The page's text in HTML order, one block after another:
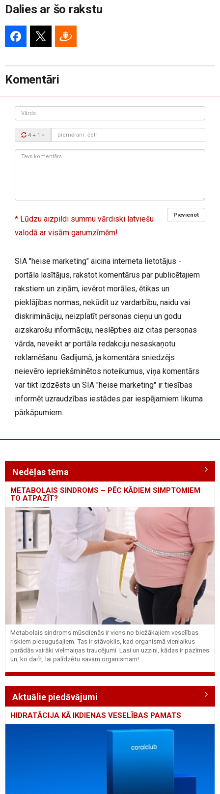
Dalies ar šo rakstu
Komentāri
Vārds
Drošības
kods:
4 + 1 =
Tavs
Pievienot
* Lūdzu aizpildi summu vārdiski latviešu
valodā ar visām garumzīmēm!
SIA "heise marketing" aicina interneta lietotājus -
portāla lasītājus, rakstot komentārus par publicētajiem
rakstiem un ziņām, ievērot morāles, ētikas un
pieklājības normas, nekūdīt uz vardarbību, naidu vai
diskrimināciju, neizplatīt personas cieņu un godu
aizskarošu informāciju, neslēpties aiz citas personas
vārda, neveikt ar portāla redakciju nesaskaņotu
reklamēšanu. Gadījumā, ja komentāra sniedzējs
neievēro iepriekšminētos noteikumus, viņa komentārs
var tikt izdzēsts un SIA "heise marketing" ir tiesības
informēt uzraudzības iestādes par iespējamiem likuma
pārkāpumiem.
Nedēļas tēma
METABOLAIS SINDROMS – PĒC KĀDIEM SIMPTOMIEM
TO ATPAZĪT?
Metabolais sindroms mūsdienās ir viens no biežākajiem veselības
riskiem pieaugušajiem. Tas ir stāvoklis, kad organismā vienlaikus
parādās vairāki vielmaiņas traucējumi. Lasi un uzzini, kādas ir pazīmes
un, ko darīt, lai palīdzētu savam organismam!
Aktuālie piedāvājumi
HIDRATĀCIJA KĀ IKDIENAS VESELĪBAS PAMATS